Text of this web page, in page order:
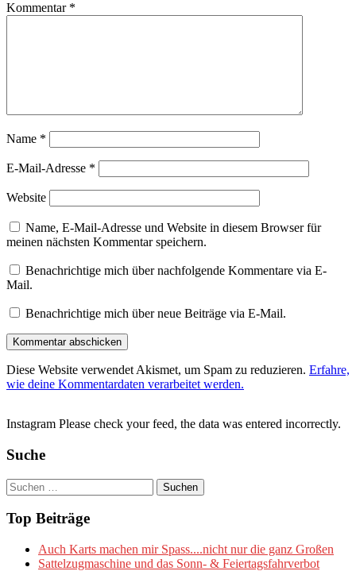
Kommentar *
Name *
E-Mail-Adresse *
Website
Name, E-Mail-Adresse und Website in diesem Browser für
meinen nächsten Kommentar speichern.
Benachrichtige mich über nachfolgende Kommentare via E-
Mail.
Benachrichtige mich über neue Beiträge via E-Mail.
Diese Website verwendet Akismet, um Spam zu reduzieren. Erfahre,
wie deine Kommentardaten verarbeitet werden.
Instagram Please check your feed, the data was entered incorrectly.
Suche
Suchen
nach:
Top Beiträge
Auch Karts machen mir Spass....nicht nur die ganz Großen
Sattelzugmaschine und das Sonn- & Feiertagsfahrverbot